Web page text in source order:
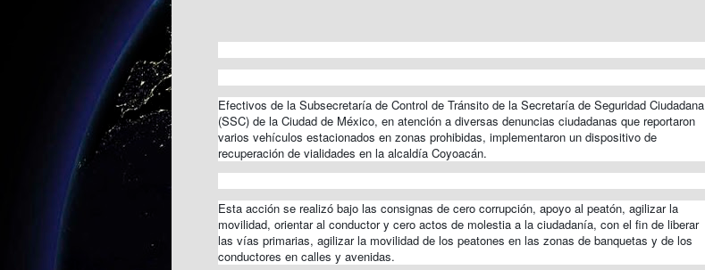
Efectivos de la Subsecretaría de Control de Tránsito de la Secretaría de Seguridad Ciudadana
(SSC) de la Ciudad de México, en atención a diversas denuncias ciudadanas que reportaron
varios vehículos estacionados en zonas prohibidas, implementaron un dispositivo de
recuperación de vialidades en la alcaldía Coyoacán.
Esta acción se realizó bajo las consignas de cero corrupción, apoyo al peatón, agilizar la
movilidad, orientar al conductor y cero actos de molestia a la ciudadanía, con el fin de liberar
las vías primarias, agilizar la movilidad de los peatones en las zonas de banquetas y de los
conductores en calles y avenidas.